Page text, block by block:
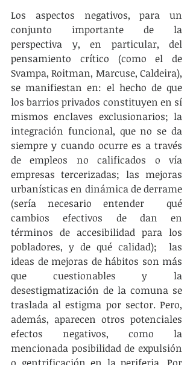
Los aspectos negativos, para un
conjunto importante de la
perspectiva y, en particular, del
pensamiento crítico (como el de
Svampa, Roitman, Marcuse, Caldeira),
se manifiestan en: el hecho de que
los barrios privados constituyen en sí
mismos enclaves exclusionarios; la
integración funcional, que no se da
siempre y cuando ocurre es a través
de empleos no calificados o vía
empresas tercerizadas; las mejoras
urbanísticas en dinámica de derrame
(sería necesario entender  qué
cambios efectivos de dan en
términos de accesibilidad para los
pobladores, y de qué calidad);  las
ideas de mejoras de hábitos son más
que cuestionables y la
desestigmatización de la comuna se
traslada al estigma por sector. Pero,
además, aparecen otros potenciales
efectos negativos, como la
mencionada posibilidad de expulsión